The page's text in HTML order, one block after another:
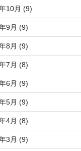
10月 (9)
9月 (9)
8月 (9)
7月 (8)
6月 (9)
5月 (9)
4月 (8)
3月 (9)